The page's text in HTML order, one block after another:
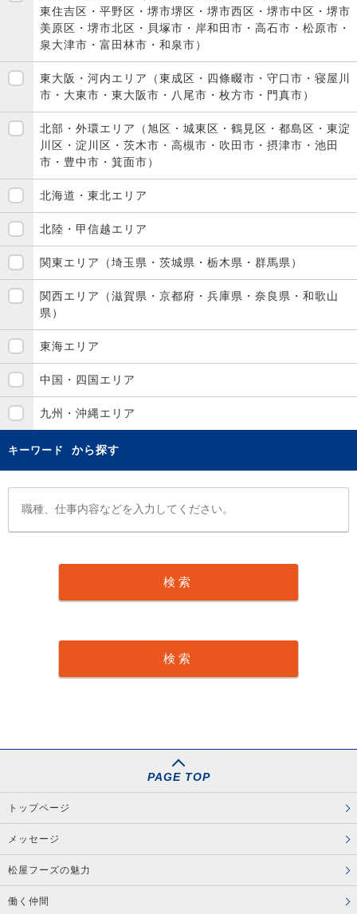
東住吉区・平野区・堺市堺区・堺市西区・堺市中区・堺市
美原区・堺市北区・貝塚市・岸和田市・高石市・松原市・
泉大津市・富田林市・和泉市）
東大阪・河内エリア（東成区・四條畷市・守口市・寝屋川
市・大東市・東大阪市・八尾市・枚方市・門真市）
北部・外環エリア（旭区・城東区・鶴見区・都島区・東淀
川区・淀川区・茨木市・高槻市・吹田市・摂津市・池田
市・豊中市・箕面市）
北海道・東北エリア
北陸・甲信越エリア
関東エリア（埼玉県・茨城県・栃木県・群馬県）
関西エリア（滋賀県・京都府・兵庫県・奈良県・和歌山
県）
東海エリア
中国・四国エリア
九州・沖縄エリア
キーワード から探す
PAGE TOP
トップページ
メッセージ
松屋フーズの魅力
働く仲間